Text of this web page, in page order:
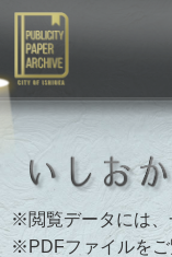
※閲覧データには、
※PDFファイルをご